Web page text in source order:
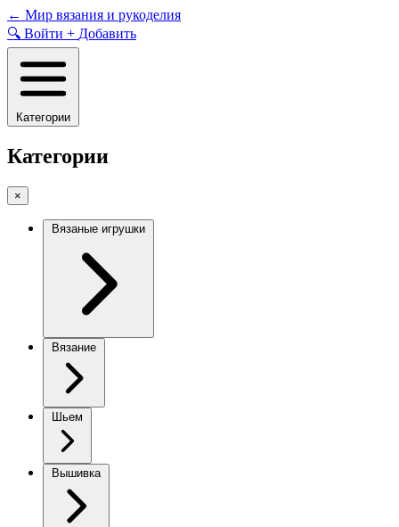
Skip
to
content
← Мир вязания и рукоделия
🔍 Войти + Добавить
Категории
Категории
×
Вязаные игрушки
Вязание
Шьем
Вышивка